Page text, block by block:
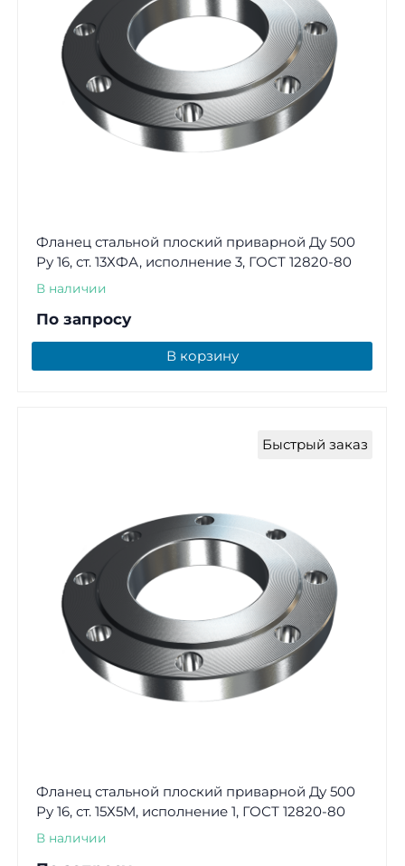
Фланец стальной плоский приварной Ду 500
Ру 16, ст. 13ХФА, исполнение 3, ГОСТ 12820-80
В наличии
По запросу
В корзину
Быстрый заказ
Фланец стальной плоский приварной Ду 500
Ру 16, ст. 15Х5М, исполнение 1, ГОСТ 12820-80
В наличии